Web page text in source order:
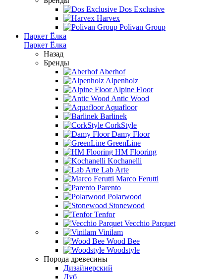
Dos Exclusive
Harvex
Polivan Group
Паркет Ёлка
Паркет Ёлка
Назад
Бренды
Aberhof
Alpenholz
Alpine Floor
Antic Wood
Aquafloor
Barlinek
CorkStyle
Damy Floor
GreenLine
HM Flooring
Kochanelli
Lab Arte
Marco Ferutti
Parento
Polarwood
Stonewood
Tenfor
Vecchio Parquet
Vinilam
Wood Bee
Woodstyle
Порода древесины
Дизайнерский
Дуб